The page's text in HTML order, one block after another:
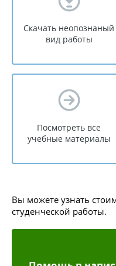
Скачать неопознаный
вид работы
Посмотреть все
учебные материалы
Вы можете узнать
студенческой работы.